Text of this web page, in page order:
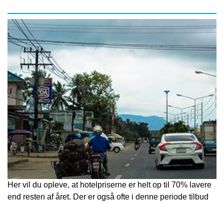
Her vil du opleve, at hotelpriserne er helt op til 70% lavere
end resten af året. Der er også ofte i denne periode tilbud